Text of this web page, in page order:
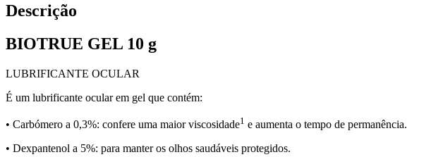
Descrição
BIOTRUE GEL 10 g
LUBRIFICANTE OCULAR
É um lubrificante ocular em gel que contém:
• Carbómero a 0,3%: confere uma maior viscosidade1 e aumenta o tempo de permanência.
• Dexpantenol a 5%: para manter os olhos saudáveis protegidos.